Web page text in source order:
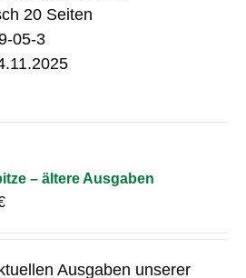
20 Seiten
05-3
– ältere Ausgaben
Ausgaben unserer